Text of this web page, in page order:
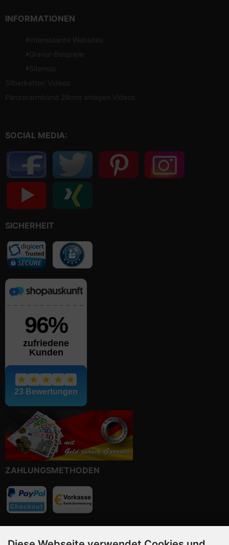
INFORMATIONEN
Interessante Websites
Gravur-Beispiele
Sitemap
Silberketten Videos
Panzerarmband 28mm anlegen Videos
SOCIAL MEDIA:
SICHERHEIT
ZAHLUNGSMETHODEN